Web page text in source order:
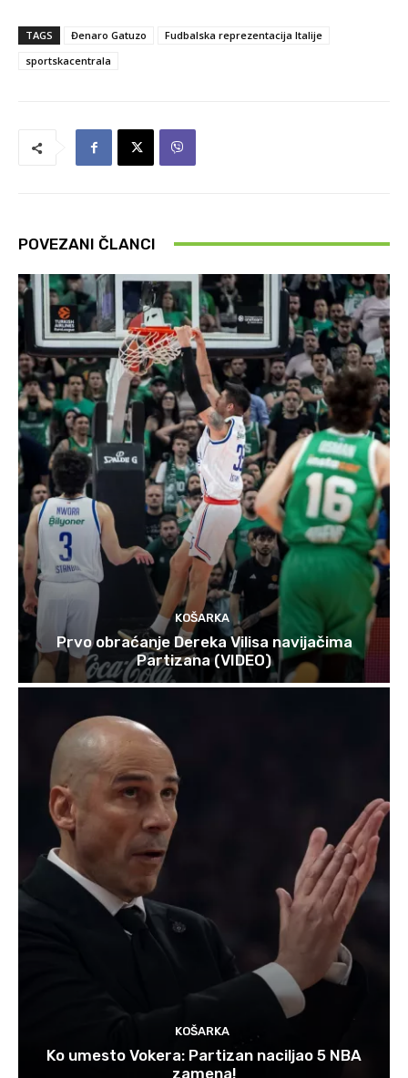
TAGS Đenaro Gatuzo
Fudbalska reprezentacija Italije
sportskacentrala
POVEZANI ČLANCI
KOŠARKA
Prvo obraćanje Dereka Vilisa navijačima
Partizana (VIDEO)
KOŠARKA
Ko umesto Vokera: Partizan naciljao 5 NBA
zamena!